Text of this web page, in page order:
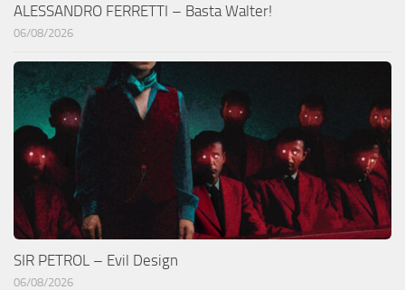
ALESSANDRO FERRETTI – Basta Walter!
06/08/2026
SIR PETROL – Evil Design
06/08/2026